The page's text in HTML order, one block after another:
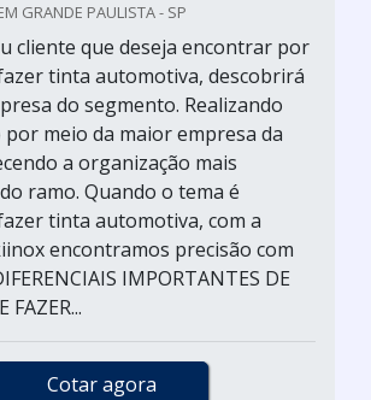
GRANDE PAULISTA - SP
cliente que deseja encontrar por
tinta automotiva, descobrirá
do segmento. Realizando
por meio da maior empresa da
a organização mais
ramo. Quando o tema é
tinta automotiva, com a
encontramos precisão com
IMPORTANTES DE
FAZER...
Cotar agora